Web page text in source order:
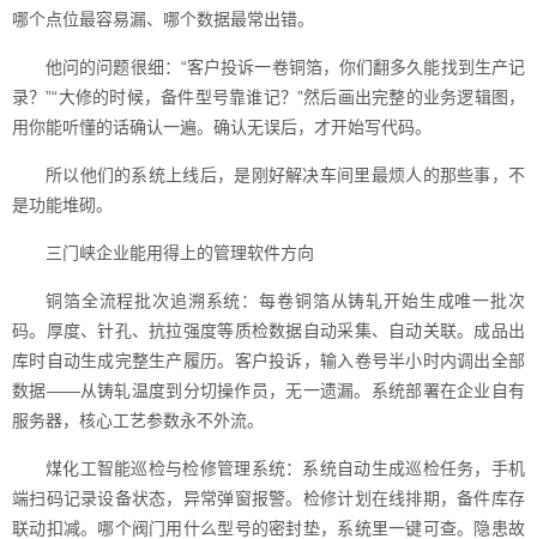
哪个点位最容易漏、哪个数据最常出错。
他问的问题很细：“客户投诉一卷铜箔，你们翻多久能找到生产记
录？”“大修的时候，备件型号靠谁记？”然后画出完整的业务逻辑图，
用你能听懂的话确认一遍。确认无误后，才开始写代码。
所以他们的系统上线后，是刚好解决车间里最烦人的那些事，不
是功能堆砌。
三门峡企业能用得上的管理软件方向
铜箔全流程批次追溯系统：每卷铜箔从铸轧开始生成唯一批次
码。厚度、针孔、抗拉强度等质检数据自动采集、自动关联。成品出
库时自动生成完整生产履历。客户投诉，输入卷号半小时内调出全部
数据——从铸轧温度到分切操作员，无一遗漏。系统部署在企业自有
服务器，核心工艺参数永不外流。
煤化工智能巡检与检修管理系统：系统自动生成巡检任务，手机
端扫码记录设备状态，异常弹窗报警。检修计划在线排期，备件库存
联动扣减。哪个阀门用什么型号的密封垫，系统里一键可查。隐患故